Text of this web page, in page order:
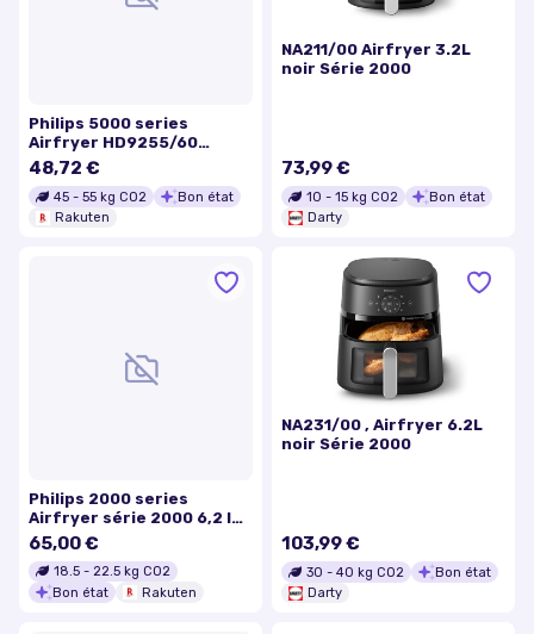
Philips 5000 series
Airfryer HD9255/60
Airfryer connecté série
5000
48,72 €
45 - 55 kg CO2
Bon état
Rakuten
NA211/00 Airfryer 3.2L
noir Série 2000
73,99 €
10 - 15 kg CO2
Bon état
Darty
Philips 2000 series
Airfryer série 2000 6,2 l
NA230/00R1
65,00 €
18.5 - 22.5 kg CO2
Bon état
Rakuten
NA231/00 , Airfryer 6.2L
noir Série 2000
103,99 €
30 - 40 kg CO2
Bon état
Darty